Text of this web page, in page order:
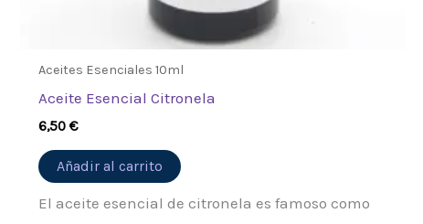
Aceites Esenciales 10ml
Aceite Esencial Citronela
6,50€
Añadir al carrito
El aceite esencial de citronela es famoso como